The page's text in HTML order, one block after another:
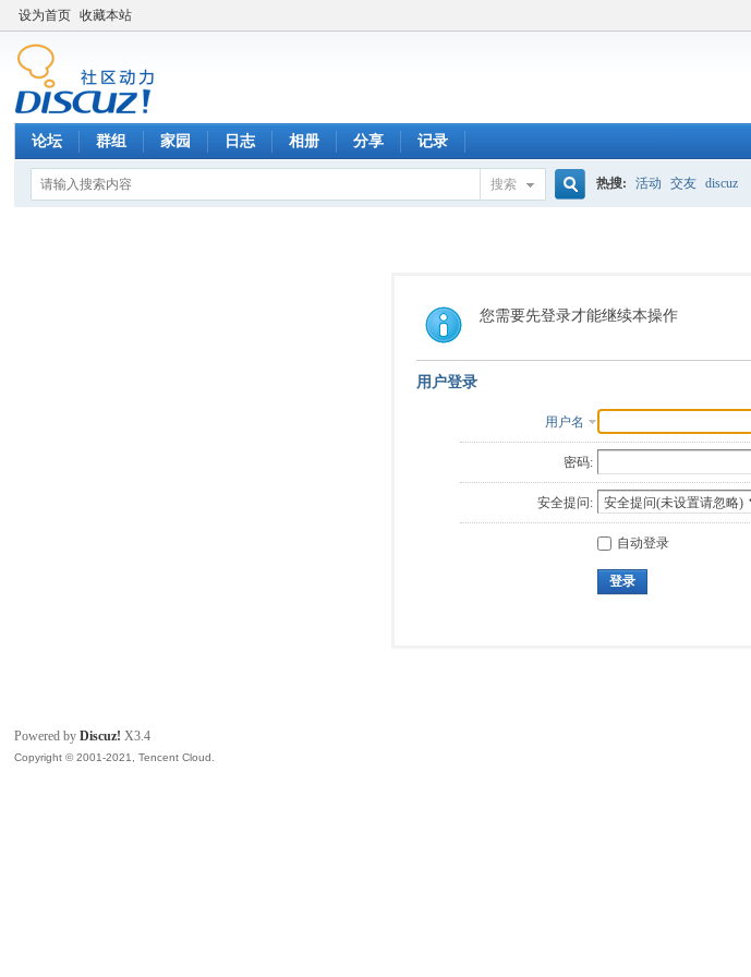
设为首页 收藏本站
论坛 群组 家园 日志 相册 分享 记录
搜索
索
热搜: 活动 交友 discuz
您需要先登录才能继续本操作
用户登录
用户名
密码:
安全提问:
自动登录
登录
Powered byDiscuz! X3.4
Copyright © 2001-2021, Tencent Cloud.